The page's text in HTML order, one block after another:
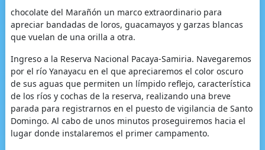
chocolate del Marañón un marco extraordinario para
apreciar bandadas de loros, guacamayos y garzas blancas
que vuelan de una orilla a otra.
Ingreso a la Reserva Nacional Pacaya-Samiria. Navegaremos
por el río Yanayacu en el que apreciaremos el color oscuro
de sus aguas que permiten un límpido reflejo, característica
de los ríos y cochas de la reserva, realizando una breve
parada para registrarnos en el puesto de vigilancia de Santo
Domingo. Al cabo de unos minutos proseguiremos hacia el
lugar donde instalaremos el primer campamento.